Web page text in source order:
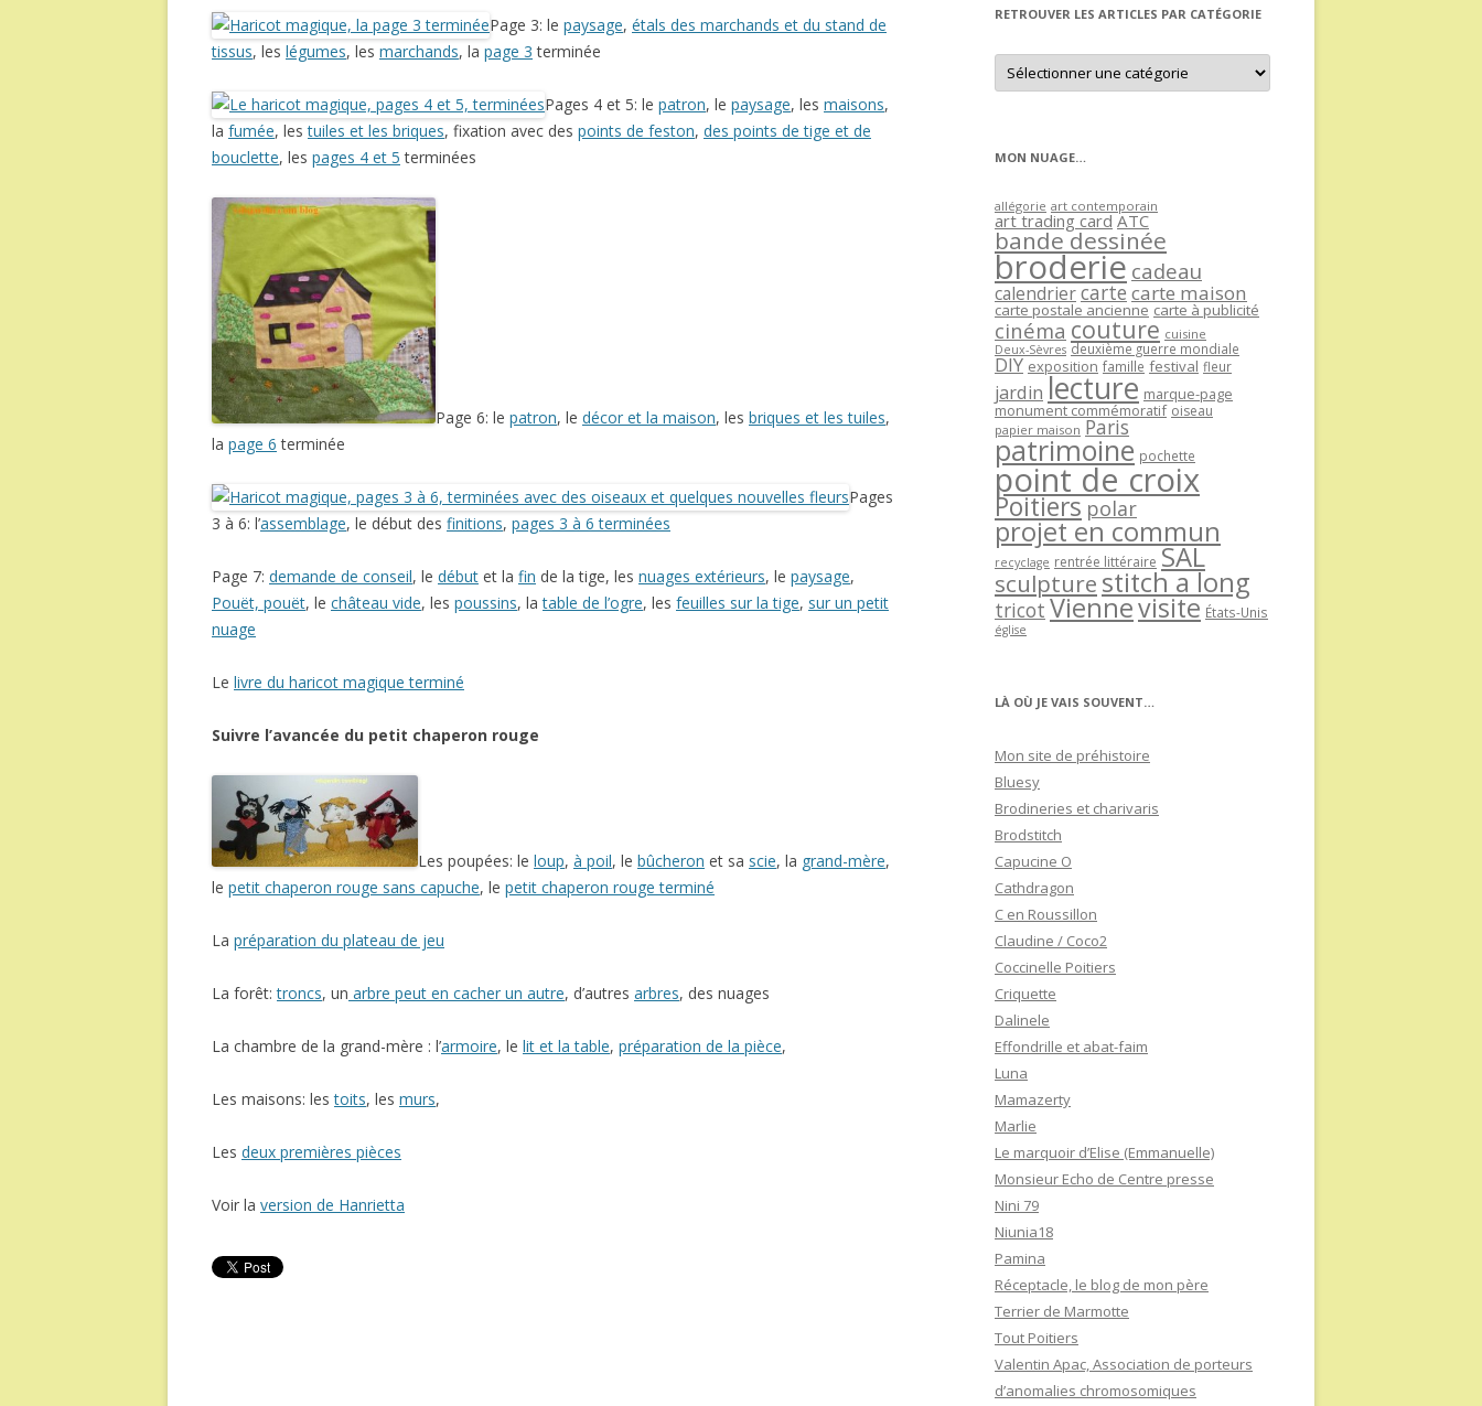
Page 3: le paysage, étals des marchands et du stand de
tissus, les légumes, les marchands, la page 3 terminée
Pages 4 et 5: le patron, le paysage, les maisons,
la fumée, lestuiles et les briques, fixation avec des points de feston, des points de tige et de
bouclette, les pages 4 et 5 terminées
Page 6: le patron, le décor et la maison, les briques et les tuiles,
la page 6 terminée
Pages
3 à 6: l’assemblage, le début des finitions, pages 3 à 6 terminées
Page 7: demande de conseil, le début et la fin de la tige, les nuages extérieurs, le paysage,
Pouët, pouët, le château vide, les poussins, latable de l’ogre, les feuilles sur la tige, sur un petit
nuage
Le livre du haricot magique terminé
Suivre l’avancée du petit chaperon rouge
Les poupées: le loup, à poil, le bûcheron et sa scie, la grand-mère,
le petit chaperon rouge sans capuche, le petit chaperon rouge terminé
La préparation du plateau de jeu
La forêt:troncs, un arbre peut en cacher un autre, d’autres arbres, des nuages
La chambre de la grand-mère : l’armoire, le lit et la table, préparation de la pièce,
Les maisons: lestoits, les murs,
Les deux premières pièces
Voir la version de Hanrietta
RETROUVER LES ARTICLES PAR CATÉGORIE
Retrouver
les
articles
MON NUAGE…
allégorie art contemporain
art trading card ATC
bande dessinée
broderie cadeau
calendriercartecarte maison
carte postale ancienne carte à publicité
cinéma couture cuisine
Deux-Sèvres deuxième guerre mondiale
DIY exposition famille festival fleur
jardin lecture marque-page
monument commémoratif oiseau
papier maison Paris
patrimoine pochette
point de croix
Poitiers polar
projet en commun
recyclage rentrée littéraire SAL
sculpture stitch a long
tricot Viennevisite États-Unis
église
LÀ OÙ JE VAIS SOUVENT…
Mon site de préhistoire
Bluesy
Brodineries et charivaris
Brodstitch
Capucine O
Cathdragon
C en Roussillon
Claudine / Coco2
Coccinelle Poitiers
Criquette
Dalinele
Effondrille et abat-faim
Luna
Mamazerty
Marlie
Le marquoir d’Elise (Emmanuelle)
Monsieur Echo de Centre presse
Nini 79
Niunia18
Pamina
Réceptacle, le blog de mon père
Terrier de Marmotte
Tout Poitiers
Valentin Apac, Association de porteurs
d’anomalies chromosomiques